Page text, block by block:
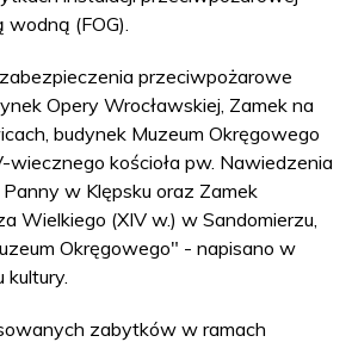
wodną (FOG).
przeciwpożarowe
Opery Wrocławskiej, Zamek na
budynek Muzeum Okręgowego
wiecznego kościoła pw. Nawiedzenia
w Klępsku oraz Zamek
Wielkiego (XIV w.) w Sandomierzu,
Okręgowego" - napisano w
kultury.
zabytków w ramach